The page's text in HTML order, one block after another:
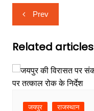
Post
navigation
Prev
Related articles
जयपुर राजस्थान